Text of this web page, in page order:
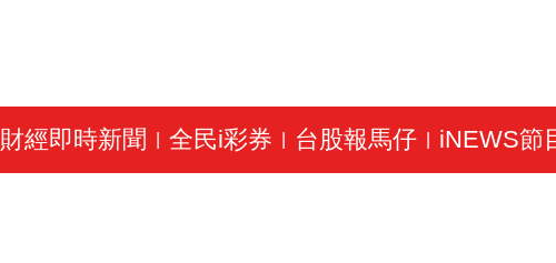
財經即時新聞 全民i彩券 台股報馬仔| iNEWS節